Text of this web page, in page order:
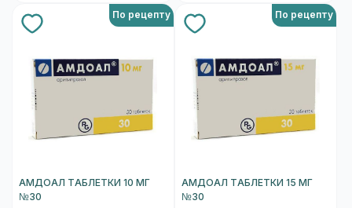
По рецепту
АМДОАЛ ТАБЛЕТКИ 10 МГ
№30
По рецепту
АМДОАЛ ТАБЛЕТКИ 15 МГ
№30